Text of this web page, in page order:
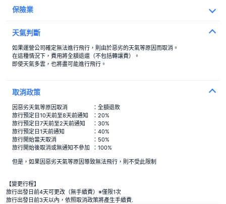
地址
三重縣志摩市磯部町阪崎字下山952-4號
在谷歌地圖上查看
訪問權限
{:station=>"尤卡塔站", :first=>"從尤卡塔站出發的直達巴士，大約13分鐘。"}
保險業
天氣判斷
如果運營公司確定無法進行飛行，則由於惡劣的天氣等原因而取消。
在這種情況下，費用將全額退還（不包括轉讓費）。
即使天氣多雲，也將盡可能進行飛行。
取消政策
因惡劣天氣等原因取消
：全額退款
旅行預定日10天前至8天前通知
：20%
旅行預定日7天前至2天前通知
：30%
旅行預定日1天前通知
：40%
旅行開始當天取消
：50%
旅行開始後取消或無通知不參加
：100%
但是，如果因惡劣天氣等原因導致無法飛行，則不受此限制
【變更行程】
旅行出發日前4天可更改（無手續費）※僅限1次
旅行出發日前3天以內，依照取消政策將產生手續費.